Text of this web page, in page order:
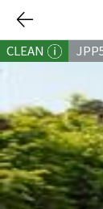
CLEAN